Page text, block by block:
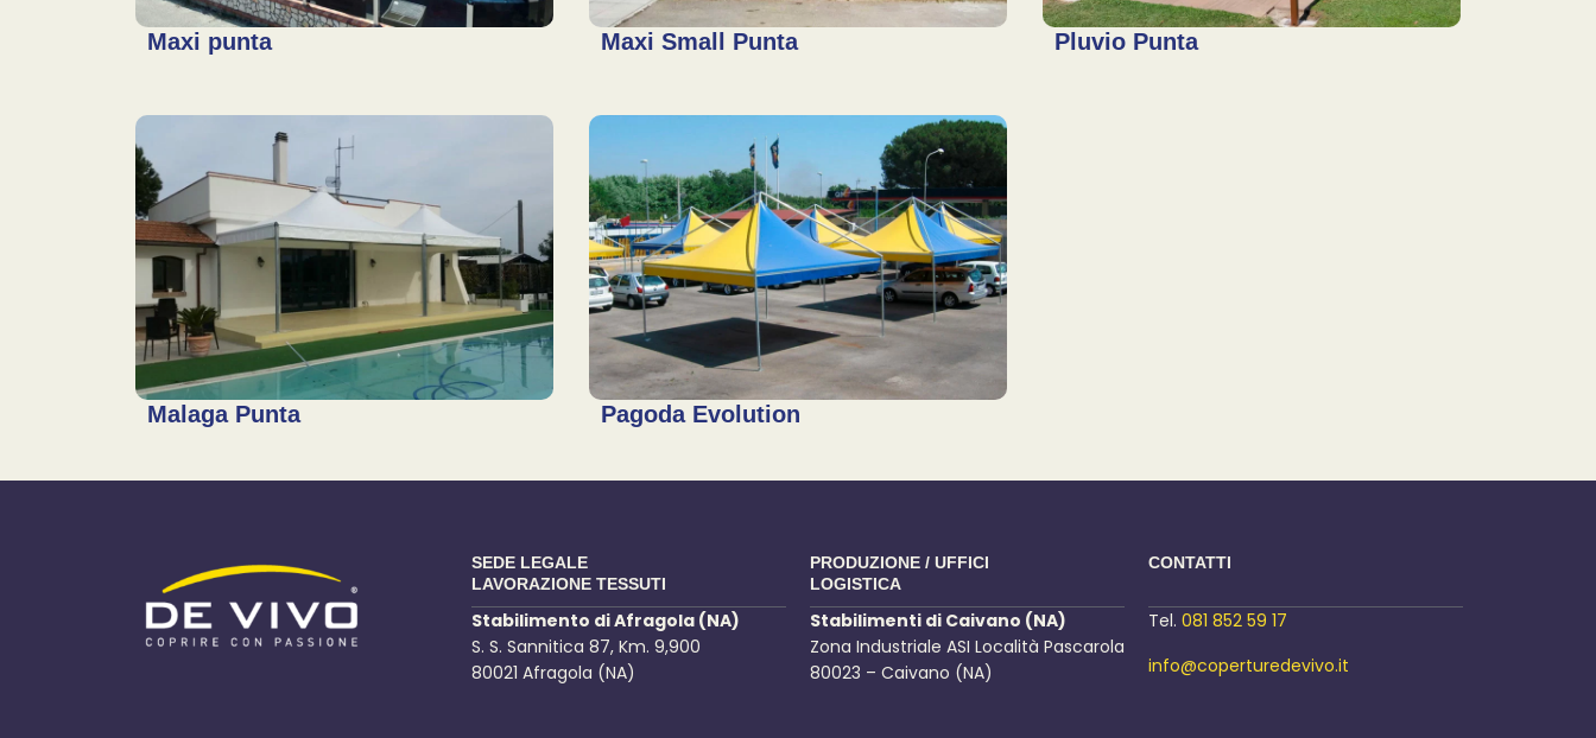
Maxi punta Maxi Small Punta Pluvio Punta
Malaga Punta Pagoda Evolution
SEDE LEGALE
LAVORAZIONE TESSUTI
Stabilimento di Afragola (NA)
S. S. Sannitica 87, Km. 9,900
80021 Afragola (NA)
PRODUZIONE / UFFICI
LOGISTICA
Stabilimenti di Caivano (NA)
Zona Industriale ASI Località Pascarola
80023 – Caivano (NA)
CONTATTI
Tel. 081 852 59 17
info@coperturedevivo.it